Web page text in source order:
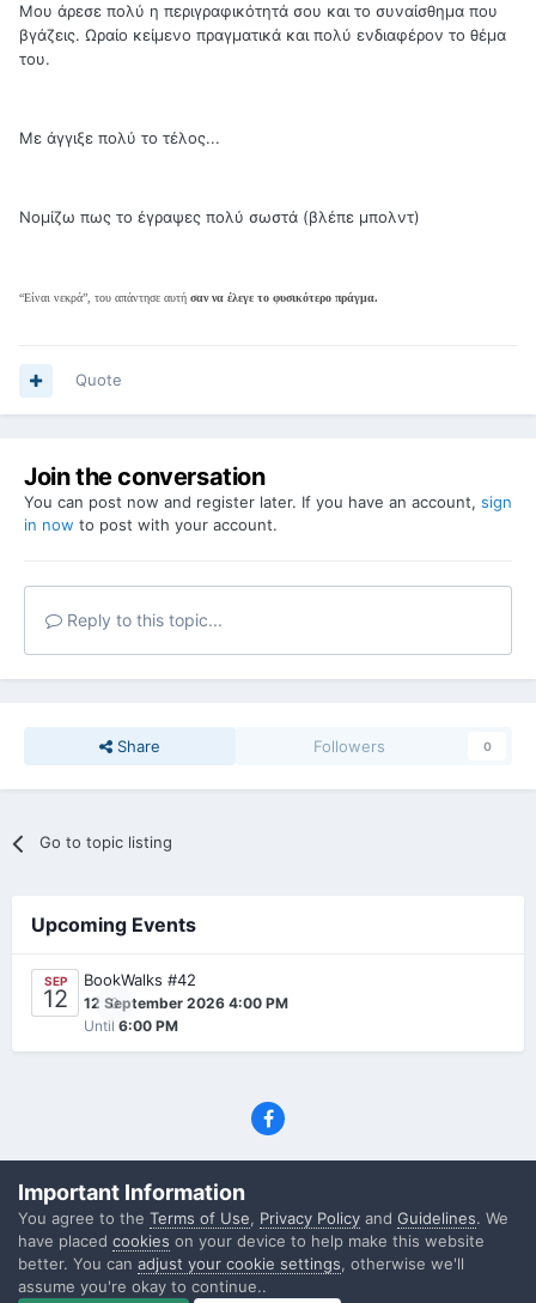
Μου άρεσε πολύ η περιγραφικότητά σου και το συναίσθημα που
βγάζεις. Ωραίο κείμενο πραγματικά και πολύ ενδιαφέρον το θέμα
του.
Με άγγιξε πολύ το τέλος...
Νομίζω πως το έγραψες πολύ σωστά (βλέπε μπολντ)
“Είναι νεκρά”, του απάντησε αυτή σαν να έλεγε το φυσικότερο πράγμα.
Quote
Join the conversation
You can post now and register later. If you have an account, sign
in now to post with your account.
Reply to this topic...
Share Followers 0
Go to topic listing
Upcoming Events
SEP
12 0
BookWalks #42
12 September 2026 4:00 PM
Until 6:00 PM
(C) SFF.gr, All rights reserved
Powered by Invision Community
Important Information
You agree to the Terms of Use, Privacy Policy and Guidelines. We
have placed cookies on your device to help make this website
better. You can adjust your cookie settings, otherwise we'll
assume you're okay to continue..